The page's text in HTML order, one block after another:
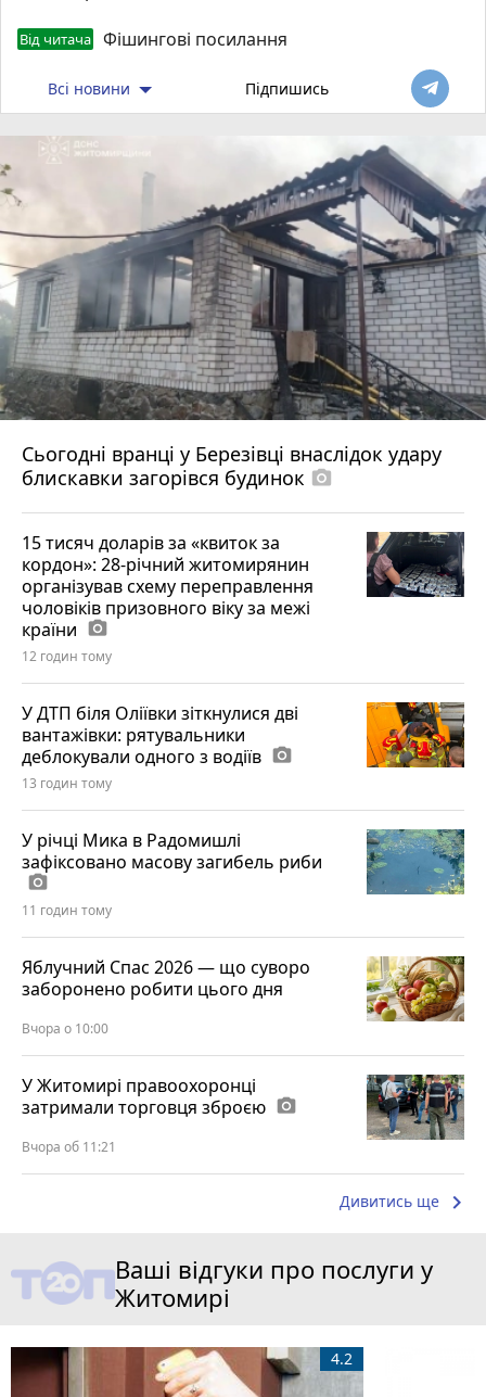
Від читача Фішингові посилання
Всі новини Підпишись
Сьогодні вранці у Березівці внаслідок удару
блискавки загорівся будинок photo_camera
15 тисяч доларів за «квиток за
кордон»: 28-річний житомирянин
організував схему переправлення
чоловіків призовного віку за межі
країни photo_camera
12 годин тому
У ДТП біля Оліївки зіткнулися дві
вантажівки: рятувальники
деблокували одного з водіїв photo_camera
13 годин тому
У річці Мика в Радомишлі
зафіксовано масову загибель риби
photo_camera
11 годин тому
Яблучний Спас 2026 — що суворо
заборонено робити цього дня
Вчора о 10:00
У Житомирі правоохоронці
затримали торговця зброєю photo_camera
Вчора об 11:21
Дивитись ще keyboard_arrow_right
Ваші відгуки про послуги у
Житомирі
4.2